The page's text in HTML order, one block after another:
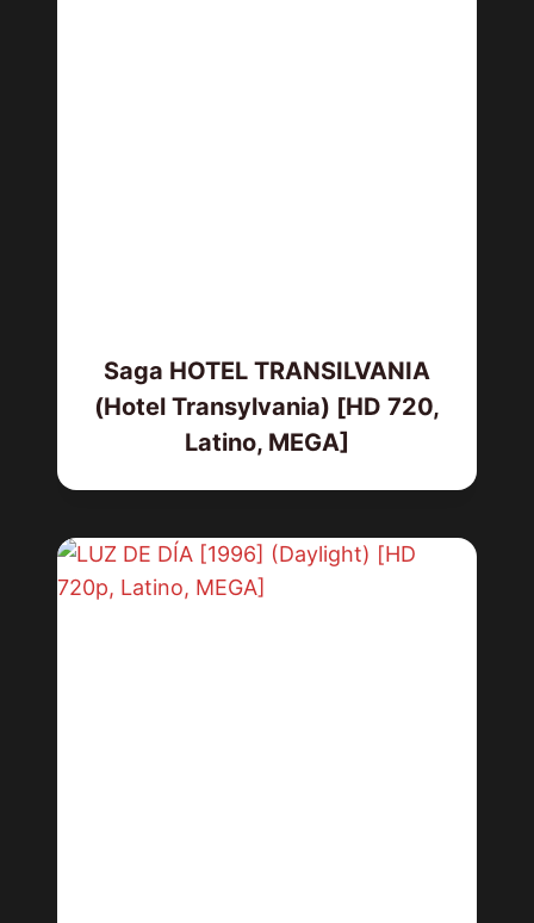
Saga HOTEL TRANSILVANIA
(Hotel Transylvania) [HD 720,
Latino, MEGA]